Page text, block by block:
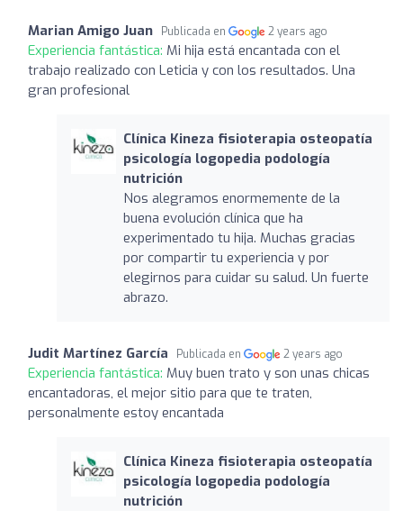
Marian Amigo Juan Publicada en 2 years ago
Experiencia fantástica: Mi hija está encantada con el
trabajo realizado con Leticia y con los resultados. Una
gran profesional
Clínica Kineza fisioterapia osteopatía
psicología logopedia podología
nutrición
Nos alegramos enormemente de la
buena evolución clínica que ha
experimentado tu hija. Muchas gracias
por compartir tu experiencia y por
elegirnos para cuidar su salud. Un fuerte
abrazo.
Judit Martínez García Publicada en 2 years ago
Experiencia fantástica: Muy buen trato y son unas chicas
encantadoras, el mejor sitio para que te traten,
personalmente estoy encantada
Clínica Kineza fisioterapia osteopatía
psicología logopedia podología
nutrición